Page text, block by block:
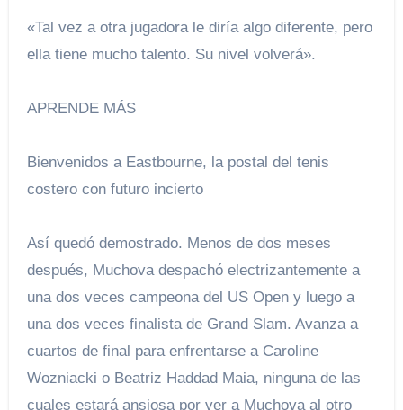
«Tal vez a otra jugadora le diría algo diferente, pero
ella tiene mucho talento. Su nivel volverá».
APRENDE MÁS
Bienvenidos a Eastbourne, la postal del tenis
costero con futuro incierto
Así quedó demostrado. Menos de dos meses
después, Muchova despachó electrizantemente a
una dos veces campeona del US Open y luego a
una dos veces finalista de Grand Slam. Avanza a
cuartos de final para enfrentarse a Caroline
Wozniacki o Beatriz Haddad Maia, ninguna de las
cuales estará ansiosa por ver a Muchova al otro